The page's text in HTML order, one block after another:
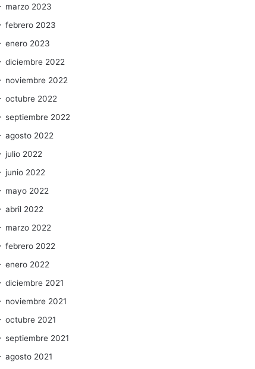
marzo 2023
febrero 2023
enero 2023
diciembre 2022
noviembre 2022
octubre 2022
septiembre 2022
agosto 2022
julio 2022
junio 2022
mayo 2022
abril 2022
marzo 2022
febrero 2022
enero 2022
diciembre 2021
noviembre 2021
octubre 2021
septiembre 2021
agosto 2021